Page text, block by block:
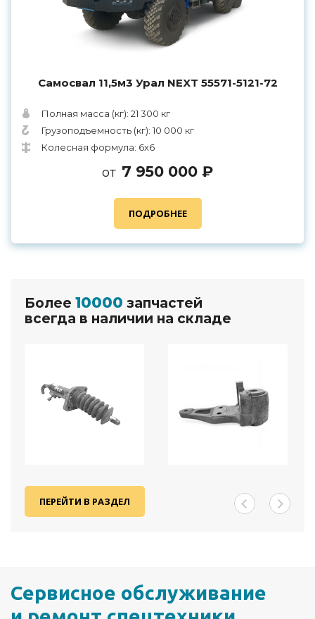
Самосвал 11,5м3 Урал NEXT 55571-5121-72
Полная масса (кг): 21 300 кг
Грузоподъемность (кг): 10 000 кг
Колесная формула: 6х6
от 7 950 000 ₽
ПОДРОБНЕЕ
Более 10000 запчастей
всегда в наличии на складе
ПЕРЕЙТИ В РАЗДЕЛ
Сервисное обслуживание